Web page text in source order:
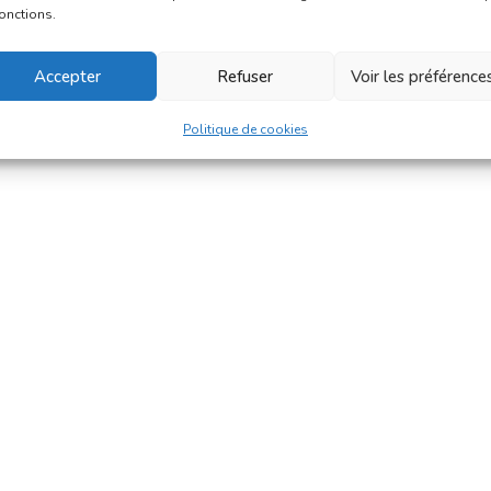
Accepter Refuser Voir les
Politique de cookies